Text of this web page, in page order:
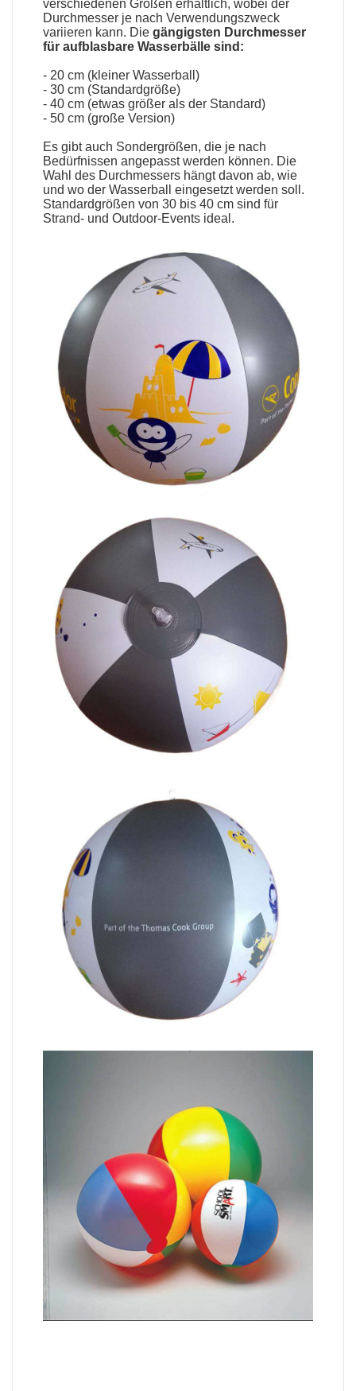
verschiedenen Größen erhältlich, wobei der
Durchmesser je nach Verwendungszweck
variieren kann. Diegängigsten Durchmesser
füraufblasbare Wasserbälle sind:
- 20 cm (kleiner Wasserball)
- 30 cm (Standardgröße)
- 40 cm (etwas größer als der Standard)
- 50 cm (große Version)
Es gibt auch Sondergrößen, die je nach
Bedürfnissen angepasst werden können. Die
Wahl des Durchmessers hängt davon ab, wie
und wo der Wasserball eingesetzt werden soll.
Standardgrößen von 30 bis 40 cm sind für
Strand- und Outdoor-Events ideal.